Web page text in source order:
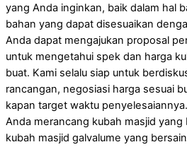
yang Anda inginkan, baik dalam hal
bahan yang dapat disesuaikan
Anda dapat mengajukan proposal
untuk mengetahui spek dan harga
buat. Kami selalu siap untuk
rancangan, negosiasi harga sesuai
kapan target waktu
Anda merancang kubah masjid
kubah masjid galvalume yang